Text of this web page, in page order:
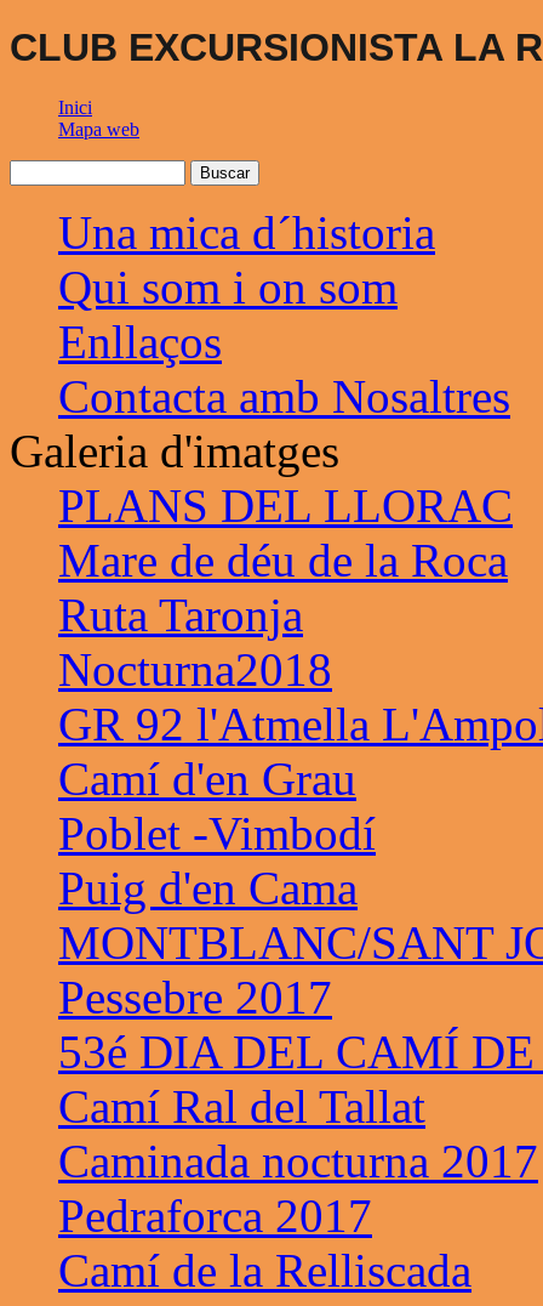
CLUB EXCURSIONISTA LA
Inici
Mapa web
Una mica d´historia
Qui som i on som
Enllaços
Contacta amb Nosaltres
Galeria d'imatges
PLANS DEL LLORAC
Mare de déu de la Roca
Ruta Taronja
Nocturna2018
GR 92 l'Atmella
Camí d'en Grau
Poblet -Vimbodí
Puig d'en Cama
MONTBLANC/SANT
Pessebre 2017
53é DIA DEL CAMÍ
Camí Ral del Tallat
Caminada nocturna 2017
Pedraforca 2017
Camí de la Relliscada